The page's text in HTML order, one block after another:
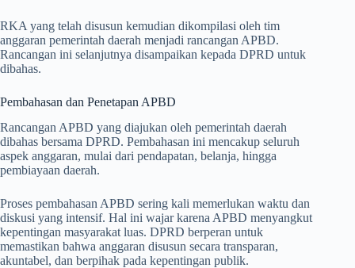
RKA yang telah disusun kemudian dikompilasi oleh tim
anggaran pemerintah daerah menjadi rancangan APBD.
Rancangan ini selanjutnya disampaikan kepada DPRD untuk
dibahas.
Pembahasan dan Penetapan APBD
Rancangan APBD yang diajukan oleh pemerintah daerah
dibahas bersama DPRD. Pembahasan ini mencakup seluruh
aspek anggaran, mulai dari pendapatan, belanja, hingga
pembiayaan daerah.
Proses pembahasan APBD sering kali memerlukan waktu dan
diskusi yang intensif. Hal ini wajar karena APBD menyangkut
kepentingan masyarakat luas. DPRD berperan untuk
memastikan bahwa anggaran disusun secara transparan,
akuntabel, dan berpihak pada kepentingan publik.